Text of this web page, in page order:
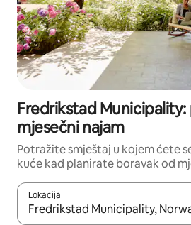
Fredrikstad Municipality:
mjesečni najam
Potražite smještaj u kojem ćete
kuće kad planirate boravak od
Lokacija
Kada budu dostupni rezultati,